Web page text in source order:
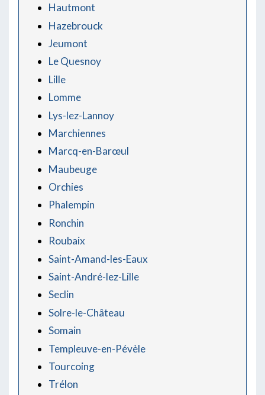
Hautmont
Hazebrouck
Jeumont
Le Quesnoy
Lille
Lomme
Lys-lez-Lannoy
Marchiennes
Marcq-en-Barœul
Maubeuge
Orchies
Phalempin
Ronchin
Roubaix
Saint-Amand-les-Eaux
Saint-André-lez-Lille
Seclin
Solre-le-Château
Somain
Templeuve-en-Pévèle
Tourcoing
Trélon